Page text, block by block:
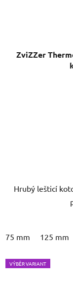
ZviZZer
Hrubý lešticí
75 mm 125 mm
VÝBĚR VARIANT